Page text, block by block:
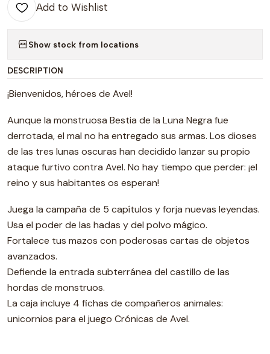
Add to Wishlist
Show stock from locations
DESCRIPTION
¡Bienvenidos, héroes de Avel!
Aunque la monstruosa Bestia de la Luna Negra fue
derrotada, el mal no ha entregado sus armas. Los dioses
de las tres lunas oscuras han decidido lanzar su propio
ataque furtivo contra Avel. No hay tiempo que perder: ¡el
reino y sus habitantes os esperan!
Juega la campaña de 5 capítulos y forja nuevas leyendas.
Usa el poder de las hadas y del polvo mágico.
Fortalece tus mazos con poderosas cartas de objetos
avanzados.
Defiende la entrada subterránea del castillo de las
hordas de monstruos.
La caja incluye 4 fichas de compañeros animales:
unicornios para el juego Crónicas de Avel.